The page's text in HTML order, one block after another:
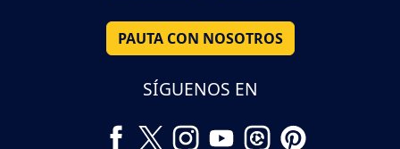
PAUTA CON NOSOTROS
SÍGUENOS EN